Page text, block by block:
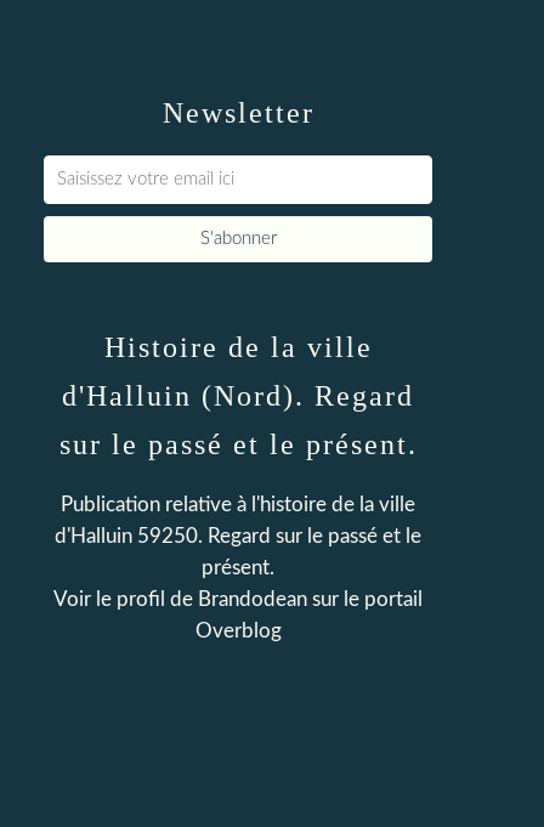
Newsletter
Histoire de la ville
d'Halluin (Nord). Regard
sur le passé et le présent.
Publication relative à l'histoire de la ville
d'Halluin 59250. Regard sur le passé et le
présent.
Voir le profil de Brandodean sur le portail
Overblog